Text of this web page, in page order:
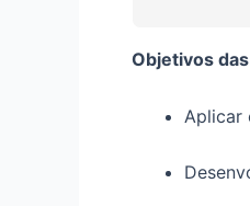
Objetivos
Aplicar